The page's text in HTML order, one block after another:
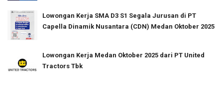
Lowongan Kerja SMA D3 S1 Segala Jurusan di PT
Capella Dinamik Nusantara (CDN) Medan Oktober 2025
Lowongan Kerja Medan Oktober 2025 dari PT United
Tractors Tbk